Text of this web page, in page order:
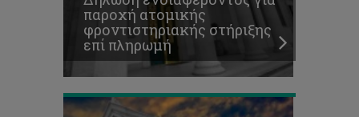
παροχή ατομικής
φροντιστηριακής στήριξης
επί πληρωμή
Εαρινό
Εξάμηνο
2018-
19